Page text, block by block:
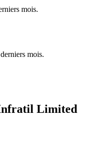
mois.
mois.
Infratil Limited